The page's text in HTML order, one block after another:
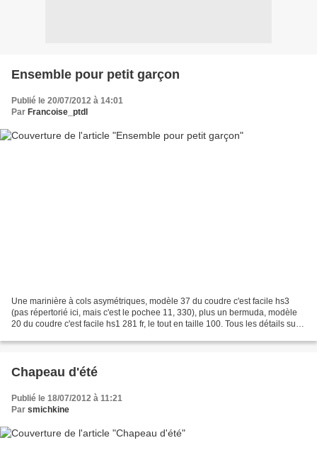
Ensemble pour petit garçon
Publié le 20/07/2012 à 14:01
Par Francoise_ptdl
Une marinière à cols asymétriques, modèle 37 du coudre c'est facile hs3
(pas répertorié ici, mais c'est le pochee 11, 330), plus un bermuda, modèle
20 du coudre c'est facile hs1 281 fr, le tout en taille 100. Tous les détails sur
Chapeau d'été
Publié le 18/07/2012 à 11:21
Par smichkine